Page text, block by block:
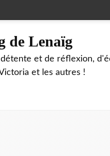
de Lenaïg
et de réflexion,
et les autres !